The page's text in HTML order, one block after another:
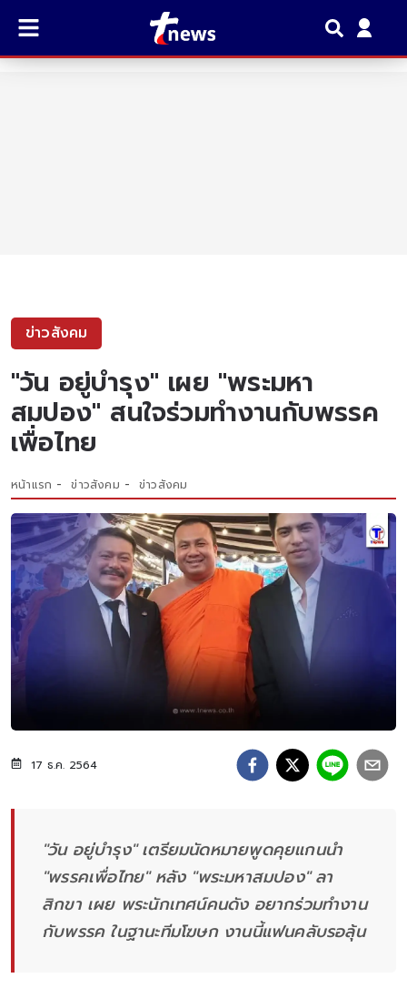
ข่าวสังคม
"วัน อยู่บำรุง" เผย "พระมหา
สมปอง" สนใจร่วมทำงานกับพรรค
เพื่อไทย
หน้าแรก ข่าวสังคม ข่าวสังคม
17 ธ.ค. 2564
"วัน อยู่บำรุง" เตรียมนัดหมายพูดคุยแกนนำ
"พรรคเพื่อไทย" หลัง "พระมหาสมปอง" ลา
สิกขา เผย พระนักเทศน์คนดัง อยากร่วมทำงาน
กับพรรค ในฐานะทีมโฆษก งานนี้แฟนคลับรอลุ้น